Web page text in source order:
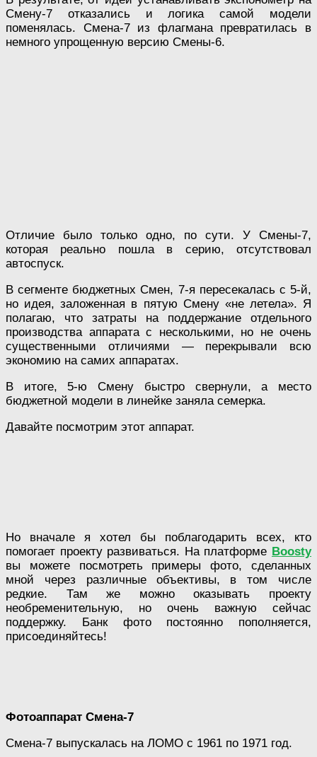
Смену-7 отказались и логика самой модели
поменялась. Смена-7 из флагмана превратилась в
немного упрощенную версию Смены-6.
Отличие было только одно, по сути. У Смены-7,
которая реально пошла в серию, отсутствовал
автоспуск.
В сегменте бюджетных Смен, 7-я пересекалась с 5-й,
но идея, заложенная в пятую Смену «не летела». Я
полагаю, что затраты на поддержание отдельного
производства аппарата с несколькими, но не очень
существенными отличиями — перекрывали всю
экономию на самих аппаратах.
В итоге, 5-ю Смену быстро свернули, а место
бюджетной модели в линейке заняла семерка.
Давайте посмотрим этот аппарат.
Но вначале я хотел бы поблагодарить всех, кто
помогает проекту развиваться. На платформе Boosty
вы можете посмотреть примеры фото, сделанных
мной через различные объективы, в том числе
редкие. Там же можно оказывать проекту
необременительную, но очень важную сейчас
поддержку. Банк фото постоянно пополняется,
присоединяйтесь!
Фотоаппарат Смена-7
Смена-7 выпускалась на ЛОМО с 1961 по 1971 год.